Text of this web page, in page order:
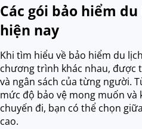
Các gói bảo hiểm
hiện nay
Khi tìm hiểu về bảo hiểm du
chương trình khác nhau, được
và ngân sách của từng người.
mức độ bảo vệ mong muốn
chuyến đi, bạn có thể chọn
cao.